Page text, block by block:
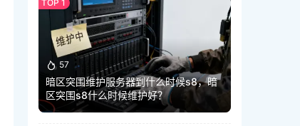
57
暗区突围维护服务器到什么时候s8，暗
区突围s8什么时候维护好？